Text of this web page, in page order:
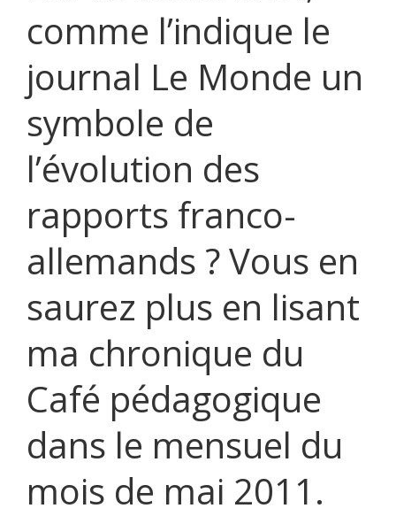
comme l’indique le
journal Le Monde un
symbole de
l’évolution des
rapports franco-
allemands ? Vous en
saurez plus en lisant
ma chronique du
Café pédagogique
dans le mensuel du
mois de mai 2011.